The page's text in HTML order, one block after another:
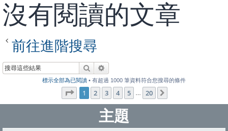
沒有閱讀的文章
前往進階搜尋
搜尋
標示全部為已閱讀 • 有超過 1000 筆資料符合您搜尋的條件
1 頁 (共20 頁)
1 2 3 4 5 20
主題